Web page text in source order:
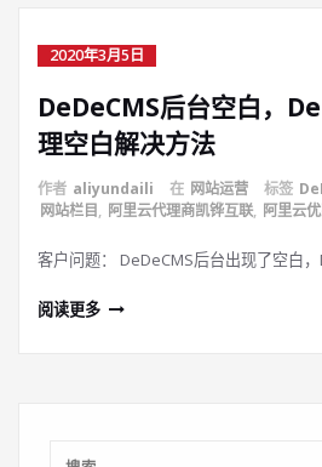
2020年3月5日
DeDeCMS后台空白，
理空白解决方法
作者 aliyundaili 在 网站运营 标签
网站栏目, 阿里云代理商凯铧互联, 阿里云
客户问题： DeDeCMS后台出现了空白
阅读更多